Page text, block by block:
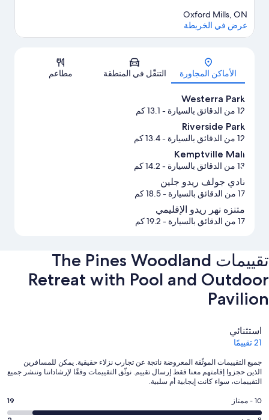
الخريطة
Oxford Mills, ON
عرض في الخريطة
الأماكن المجاورة التنقّل في المنطقة مطاعم
Westerra Park
12 من الدقائق بالسيارة - 13.1 كم
Riverside Park
12 من الدقائق بالسيارة - 13.4 كم
Kemptville Mall
13 من الدقائق بالسيارة - 14.2 كم
نادي جولف ريدو جلين
17 من الدقائق بالسيارة - 18.5 كم
متنزه نهر ريدو الإقليمي
17 من الدقائق بالسيارة - 19.2 كم
تقييمات ⁦The Pines Woodland
Retreat with Pool and Outdoor
Pavilion⁩
التقييمات
استثنائي
21 تقييمًا
جميع التقييمات الموثّقة المعروضة ناتجة عن تجارب نزلاء حقيقية. يمكن للمسافرين
الذين حجزوا إقامتهم معنا فقط إرسال تقييم. نوثّق التقييمات وفقًا لإرشاداتنا وننشر جميع
التقييمات، سواء كانت إيجابية أم سلبية.
درجة
التصنيف
10 - ممتاز 19